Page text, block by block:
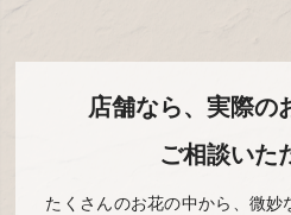
店舗なら、実際の
ご相談いた
たくさんのお花の中から、微